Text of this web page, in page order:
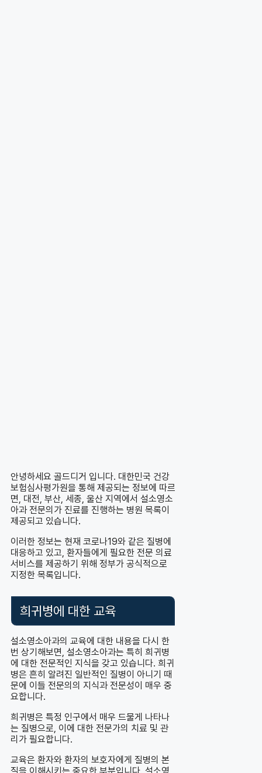
안녕하세요 골드디거 입니다. 대한민국 건강
보험심사평가원을 통해 제공되는 정보에 따르
면, 대전, 부산, 세종, 울산 지역에서 설소영소
아과 전문의가 진료를 진행하는 병원 목록이
제공되고 있습니다.
이러한 정보는 현재 코로나19와 같은 질병에
대응하고 있고, 환자들에게 필요한 전문 의료
서비스를 제공하기 위해 정부가 공식적으로
지정한 목록입니다.
희귀병에 대한 교육
설소영소아과의 교육에 대한 내용을 다시 한
번 상기해보면, 설소영소아과는 특히 희귀병
에 대한 전문적인 지식을 갖고 있습니다. 희귀
병은 흔히 알려진 일반적인 질병이 아니기 때
문에 이들 전문의의 지식과 전문성이 매우 중
요합니다.
희귀병은 특정 인구에서 매우 드물게 나타나
는 질병으로, 이에 대한 전문가의 치료 및 관
리가 필요합니다.
교육은 환자와 환자의 보호자에게 질병의 본